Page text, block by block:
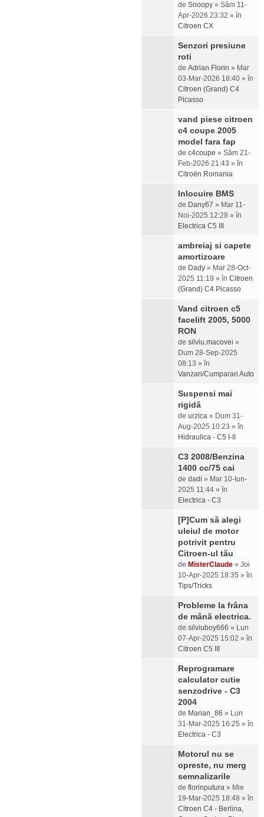
de Snoopy » Sâm 11-
Apr-2026 23:32 » în
Citroen CX
Senzori presiune
roti
de Adrian Florin » Mar
03-Mar-2026 18:40 » în
Citroen (Grand) C4
Picasso
vand piese citroen
c4 coupe 2005
model fara fap
de c4coupe » Sâm 21-
Feb-2026 21:43 » în
Citroën Romania
Inlocuire BMS
de Dany67 » Mar 11-
Noi-2025 12:28 » în
Electrica C5 III
ambreiaj si capete
amortizoare
de Dady » Mar 28-Oct-
2025 11:19 » în Citroen
(Grand) C4 Picasso
Vand citroen c5
facelift 2005, 5000
RON
de silviu.macovei »
Dum 28-Sep-2025
08:13 » în
Vanzari/Cumparari Auto
Suspensi mai
rigidă
de urzica » Dum 31-
Aug-2025 10:23 » în
Hidraulica - C5 I-II
C3 2008/Benzina
1400 cc/75 cai
de dadi » Mar 10-Iun-
2025 11:44 » în
Electrica - C3
[P]Cum să alegi
uleiul de motor
potrivit pentru
Citroen-ul tău
de MisterClaude » Joi
10-Apr-2025 18:35 » în
Tips/Tricks
Probleme la frâna
de mână electrica.
de silviuboy666 » Lun
07-Apr-2025 15:02 » în
Citroen C5 III
Reprogramare
calculator cutie
senzodrive - C3
2004
de Marian_86 » Lun
31-Mar-2025 16:25 » în
Electrica - C3
Motorul nu se
opreste, nu merg
semnalizarile
de florinputura » Mie
19-Mar-2025 18:48 » în
Citroen C4 - Berlina,